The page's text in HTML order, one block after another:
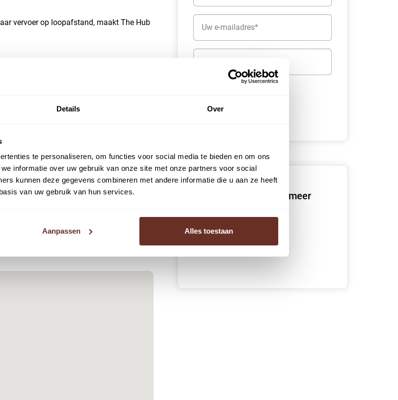
Details Over
te personaliseren, om functies voor social media te bieden en om ons
informatie over uw gebruik van onze site met onze partners voor social
kunnen deze gegevens combineren met andere informatie die u aan ze heeft
van uw gebruik van hun services.
Aanpassen Alles toestaan
vervoer op loopafstand, maakt The Hub
in Diemen.
onderhoud.
een oppervlak van ca 73 m² en een
Dan is type B de juiste keuze.
is dit een prachtige unit waarbij u
met metselwerk
(Vereist)
We vertellen je graag meer